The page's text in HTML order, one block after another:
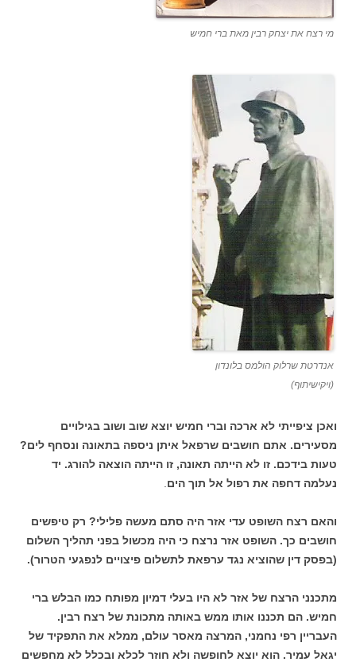
מי רצח את יצחק רבין מאת ברי חמיש
אנדרטת שרלוק הולמס בלונדון
(ויקישיתוף)
ואכן ציפייתי לא ארכה וברי חמיש יוצא שוב ושוב בגילויים
מסעירים. אתם חושבים שרפאל איתן ניספה בתאונה ונסחף לים?
טעות בידכם. זו לא הייתה תאונה, זו הייתה הוצאה להורג. יד
נעלמה דחפה את רפול אל תוך הים
והאם רצח השופט עדי אזר היה סתם מעשה פלילי? רק טיפשים
חושבים כך. השופט אזר נרצח כי היה מכשול בפני תהליך השלום
(בפסק דין שהוציא נגד ערפאת לתשלום פיצויים לנפגעי הטרור).
מתכנני הרצח של אזר לא היו בעלי דמיון מפותח כמו הבלש ברי
חמיש. הם תכננו אותו ממש באותה מתכונת של רצח רבין.
העבריין רפי נחמני, המרצה מאסר עולם, ממלא את התפקיד של
יגאל עמיר. הוא יוצא לחופשה ולא חוזר לכלא ובכלל לא מחפשים